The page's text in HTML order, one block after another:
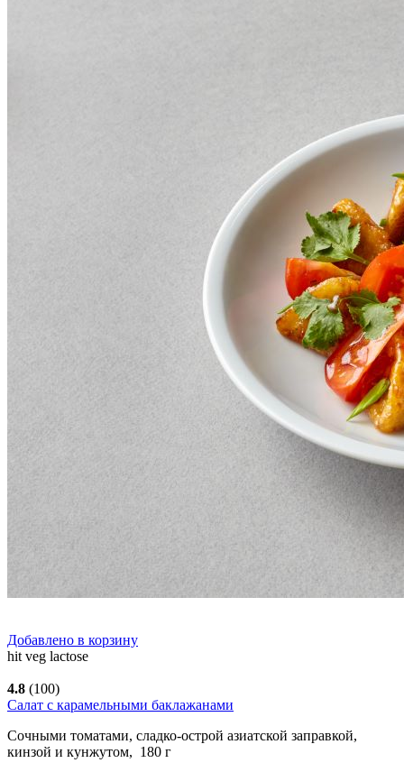
Добавлено в корзину
hit veg lactose
4.8 (100)
Салат с карамельными баклажанами
Сочными томатами, сладко-острой азиатской заправкой,
кинзой и кунжутом, 180 г